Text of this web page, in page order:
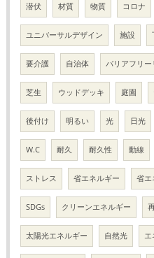
潜伏 材質 物質 コロナ
ユニバーサルデザイン 施設
要介護 自治体 バリアフリ
芝生 ウッドデッキ 庭園
後付け 明るい 光 日光
W.C 耐久 耐久性 動線
ストレス 省エネルギー 省エ
SDGs クリーンエネルギー
太陽光エネルギー 自然光